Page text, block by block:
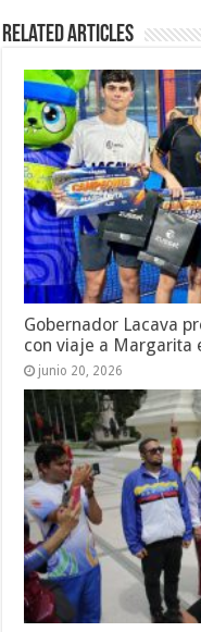
Related Articles
Gobernador Lacava
con viaje a Margarita
junio 20, 2026